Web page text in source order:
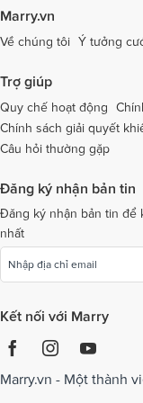
Dịch vụ cưới tại Thái
Dịch vụ cưới tại Thừa
Dịch vụ cưới tại An
Dịch vụ cưới tại Tuyên
Dịch vụ cưới tại Bà Rịa
Dịch vụ cưới tại Bắc Kạn
Marry.vn
Về chúng tôi Ý tưởng
Trợ giúp
Quy chế hoạt động
Chính sách giải quyết
Câu hỏi thường gặp
Đăng ký nhận bản tin
Đăng ký nhận bản tin để
nhất
Kết nối với Marry
Marry.vn - Một thành